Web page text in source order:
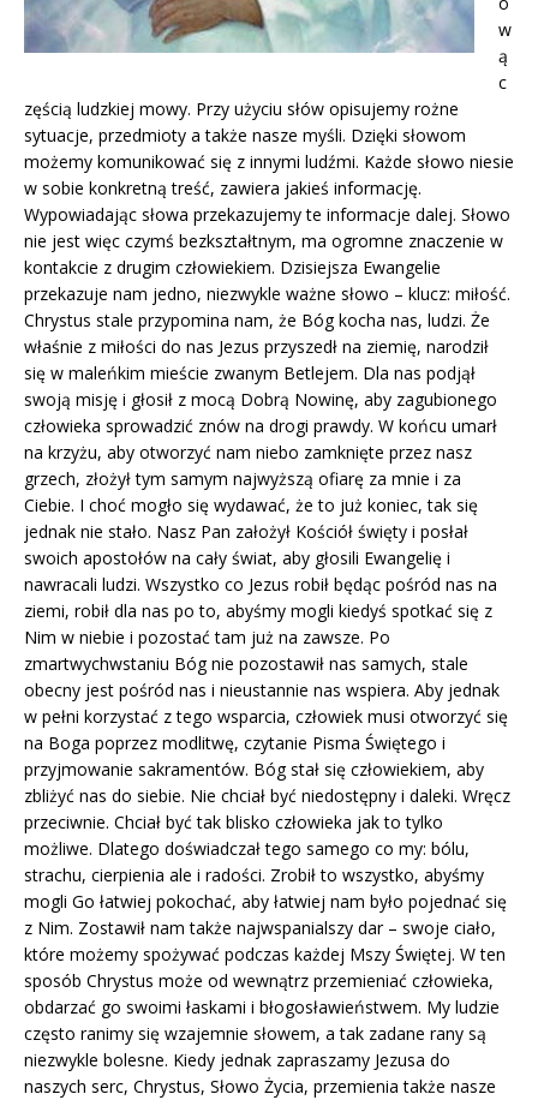
w
ą
c
zęścią ludzkiej mowy. Przy użyciu słów opisujemy rożne
sytuacje, przedmioty a także nasze myśli. Dzięki słowom
możemy komunikować się z innymi ludźmi. Każde słowo niesie
w sobie konkretną treść, zawiera jakieś informację.
Wypowiadając słowa przekazujemy te informacje dalej. Słowo
nie jest więc czymś bezkształtnym, ma ogromne znaczenie w
kontakcie z drugim człowiekiem. Dzisiejsza Ewangelie
przekazuje nam jedno, niezwykle ważne słowo – klucz: miłość.
Chrystus stale przypomina nam, że Bóg kocha nas, ludzi. Że
właśnie z miłości do nas Jezus przyszedł na ziemię, narodził
się w maleńkim mieście zwanym Betlejem. Dla nas podjął
swoją misję i głosił z mocą Dobrą Nowinę, aby zagubionego
człowieka sprowadzić znów na drogi prawdy. W końcu umarł
na krzyżu, aby otworzyć nam niebo zamknięte przez nasz
grzech, złożył tym samym najwyższą ofiarę za mnie i za
Ciebie. I choć mogło się wydawać, że to już koniec, tak się
jednak nie stało. Nasz Pan założył Kościół święty i posłał
swoich apostołów na cały świat, aby głosili Ewangelię i
nawracali ludzi. Wszystko co Jezus robił będąc pośród nas na
ziemi, robił dla nas po to, abyśmy mogli kiedyś spotkać się z
Nim w niebie i pozostać tam już na zawsze. Po
zmartwychwstaniu Bóg nie pozostawił nas samych, stale
obecny jest pośród nas i nieustannie nas wspiera. Aby jednak
w pełni korzystać z tego wsparcia, człowiek musi otworzyć się
na Boga poprzez modlitwę, czytanie Pisma Świętego i
przyjmowanie sakramentów. Bóg stał się człowiekiem, aby
zbliżyć nas do siebie. Nie chciał być niedostępny i daleki. Wręcz
przeciwnie. Chciał być tak blisko człowieka jak to tylko
możliwe. Dlatego doświadczał tego samego co my: bólu,
strachu, cierpienia ale i radości. Zrobił to wszystko, abyśmy
mogli Go łatwiej pokochać, aby łatwiej nam było pojednać się
z Nim. Zostawił nam także najwspanialszy dar – swoje ciało,
które możemy spożywać podczas każdej Mszy Świętej. W ten
sposób Chrystus może od wewnątrz przemieniać człowieka,
obdarzać go swoimi łaskami i błogosławieństwem. My ludzie
często ranimy się wzajemnie słowem, a tak zadane rany są
niezwykle bolesne. Kiedy jednak zapraszamy Jezusa do
naszych serc, Chrystus, Słowo Życia, przemienia także nasze